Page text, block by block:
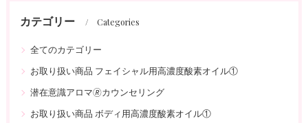
カテゴリー Categories
全てのカテゴリー
お取り扱い商品 フェイシャル用高濃度酸素オイル①
潜在意識アロマ🄬カウンセリング
お取り扱い商品 ボディ用高濃度酸素オイル①